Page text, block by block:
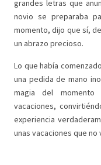
grandes letras que
novio se preparaba
momento, dijo que sí,
un abrazo precioso.
Lo que había
una pedida de mano
magia del
vacaciones,
experiencia
unas vacaciones que no